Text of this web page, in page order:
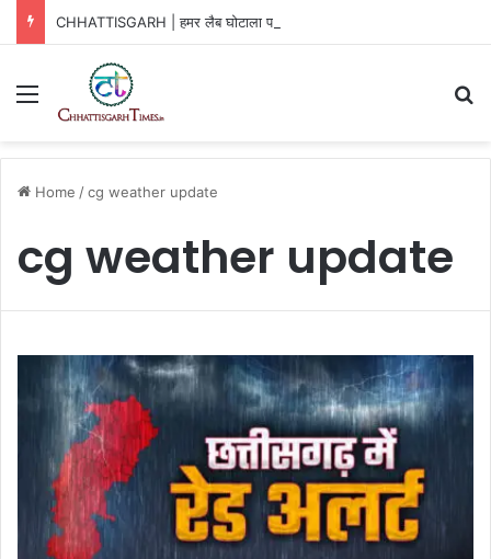
CHHATTISGARH | हमर लैब घोटाला पर HC सख्त
Menu
Home /cg weather update
cg weather update